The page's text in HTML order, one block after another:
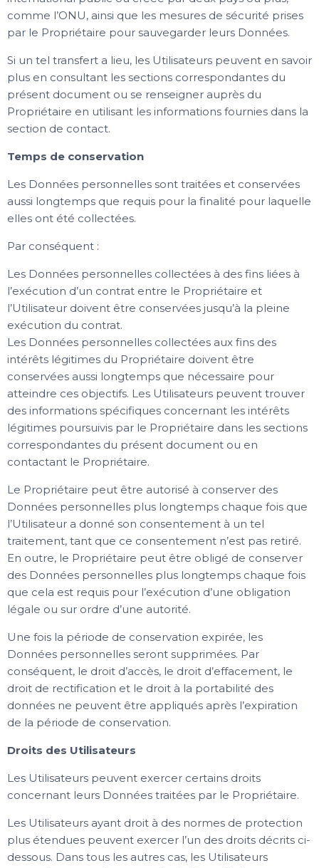
comme l’ONU, ainsi que les mesures de sécurité prises
par le Propriétaire pour sauvegarder leurs Données.
Si un tel transfert a lieu, les Utilisateurs peuvent en savoir
plus en consultant les sections correspondantes du
présent document ou se renseigner auprès du
Propriétaire en utilisant les informations fournies dans la
section de contact.
Temps de conservation
Les Données personnelles sont traitées et conservées
aussi longtemps que requis pour la finalité pour laquelle
elles ont été collectées.
Par conséquent :
Les Données personnelles collectées à des fins liées à
l’exécution d’un contrat entre le Propriétaire et
l’Utilisateur doivent être conservées jusqu’à la pleine
exécution du contrat.
Les Données personnelles collectées aux fins des
intérêts légitimes du Propriétaire doivent être
conservées aussi longtemps que nécessaire pour
atteindre ces objectifs. Les Utilisateurs peuvent trouver
des informations spécifiques concernant les intérêts
légitimes poursuivis par le Propriétaire dans les sections
correspondantes du présent document ou en
contactant le Propriétaire.
Le Propriétaire peut être autorisé à conserver des
Données personnelles plus longtemps chaque fois que
l’Utilisateur a donné son consentement à un tel
traitement, tant que ce consentement n’est pas retiré.
En outre, le Propriétaire peut être obligé de conserver
des Données personnelles plus longtemps chaque fois
que cela est requis pour l’exécution d’une obligation
légale ou sur ordre d’une autorité.
Une fois la période de conservation expirée, les
Données personnelles seront supprimées. Par
conséquent, le droit d’accès, le droit d’effacement, le
droit de rectification et le droit à la portabilité des
données ne peuvent être appliqués après l’expiration
de la période de conservation.
Droits des Utilisateurs
Les Utilisateurs peuvent exercer certains droits
concernant leurs Données traitées par le Propriétaire.
Les Utilisateurs ayant droit à des normes de protection
plus étendues peuvent exercer l’un des droits décrits ci-
dessous. Dans tous les autres cas, les Utilisateurs